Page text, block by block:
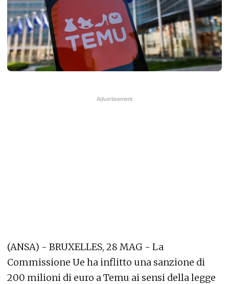
(ANSA) - BRUXELLES, 28 MAG - La
Commissione Ue ha inflitto una sanzione di
200 milioni di euro a Temu ai sensi della legge